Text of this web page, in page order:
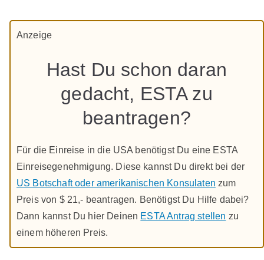
Anzeige
Hast Du schon daran
gedacht, ESTA zu
beantragen?
Für die Einreise in die USA benötigst Du eine ESTA
Einreisegenehmigung. Diese kannst Du direkt bei der
US Botschaft oder amerikanischen Konsulaten zum
Preis von $ 21,- beantragen. Benötigst Du Hilfe dabei?
Dann kannst Du hier Deinen ESTA Antrag stellen zu
einem höheren Preis.